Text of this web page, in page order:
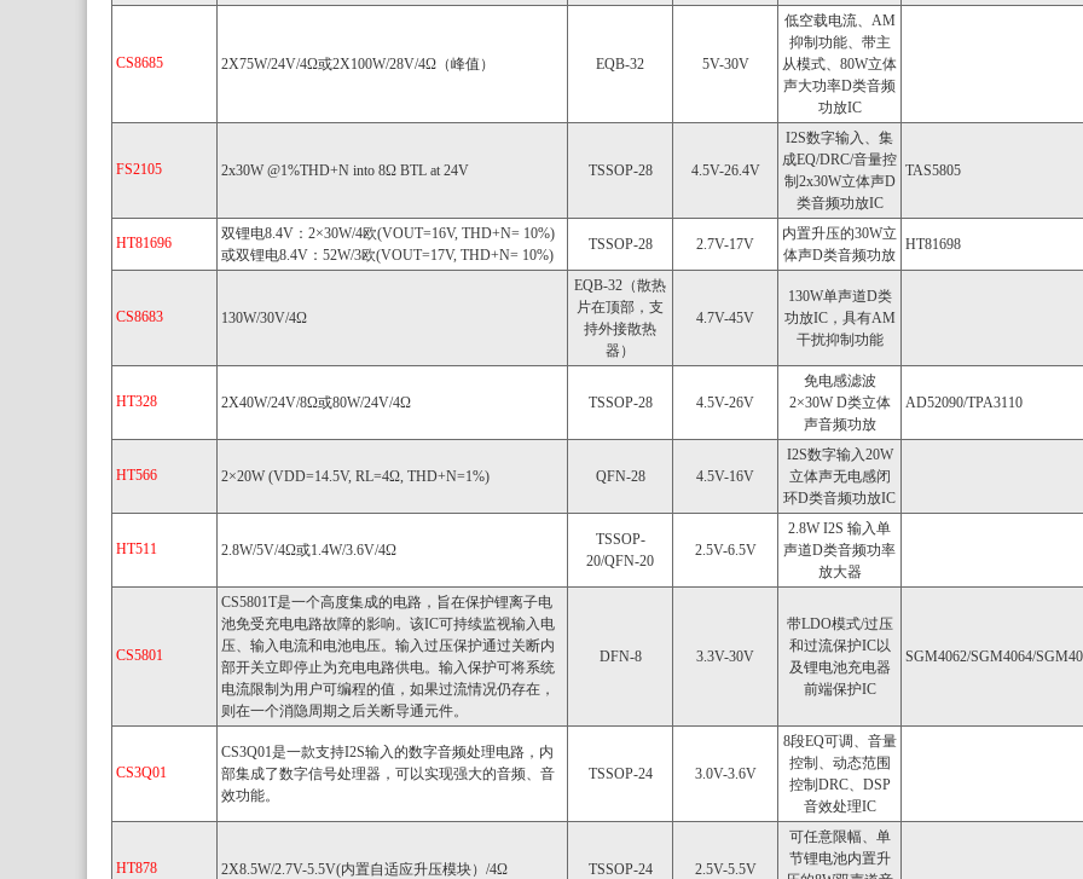
CS8685 2X75W/24V/4Ω或2X100W/28V/4Ω（峰值） EQB-32 5V-30V
低空载电流、AM
抑制功能、带主
从模式、80W立体
声大功率D类音频
功放IC
FS2105 2x30W @1%THD+N into 8Ω BTL at 24V TSSOP-28 4.5V-26.4V
I2S数字输入、集
成EQ/DRC/音量控
制2x30W立体声D
类音频功放IC
TAS5805
HT81696
双锂电8.4V：2×30W/4欧(VOUT=16V, THD+N= 10%)
或双锂电8.4V：52W/3欧(VOUT=17V, THD+N= 10%)
TSSOP-28 2.7V-17V
内置升压的30W立
体声D类音频功放
HT81698
CS8683 130W/30V/4Ω
EQB-32（散热
片在顶部，支
持外接散热
器）
4.7V-45V
130W单声道D类
功放IC，具有AM
干扰抑制功能
HT328 2X40W/24V/8Ω或80W/24V/4Ω TSSOP-28 4.5V-26V
免电感滤波
2×30W D类立体
声音频功放
AD52090/TPA3110
HT566 2×20W (VDD=14.5V, RL=4Ω, THD+N=1%) QFN-28 4.5V-16V
I2S数字输入20W
立体声无电感闭
环D类音频功放IC
HT511 2.8W/5V/4Ω或1.4W/3.6V/4Ω
TSSOP-
20/QFN-20
2.5V-6.5V
2.8W I2S 输入单
声道D类音频功率
放大器
CS5801
CS5801T是一个高度集成的电路，旨在保护锂离子电
池免受充电电路故障的影响。该IC可持续监视输入电
压、输入电流和电池电压。输入过压保护通过关断内
部开关立即停止为充电电路供电。输入保护可将系统
电流限制为用户可编程的值，如果过流情况仍存在，
则在一个消隐周期之后关断导通元件。
DFN-8 3.3V-30V
带LDO模式/过压
和过流保护IC以
及锂电池充电器
前端保护IC
SGM4062/SGM4064/
CS3Q01
CS3Q01是一款支持I2S输入的数字音频处理电路，内
部集成了数字信号处理器，可以实现强大的音频、音
效功能。
TSSOP-24 3.0V-3.6V
8段EQ可调、音量
控制、动态范围
控制DRC、DSP
音效处理IC
HT878 2X8.5W/2.7V-5.5V(内置自适应升压模块）/4Ω TSSOP-24 2.5V-5.5V
可任意限幅、单
节锂电池内置升